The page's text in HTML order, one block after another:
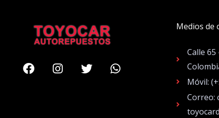
FacebookInstagram
TwitterWhatsapp
Medios de
Calle
Móvil:
Correo: